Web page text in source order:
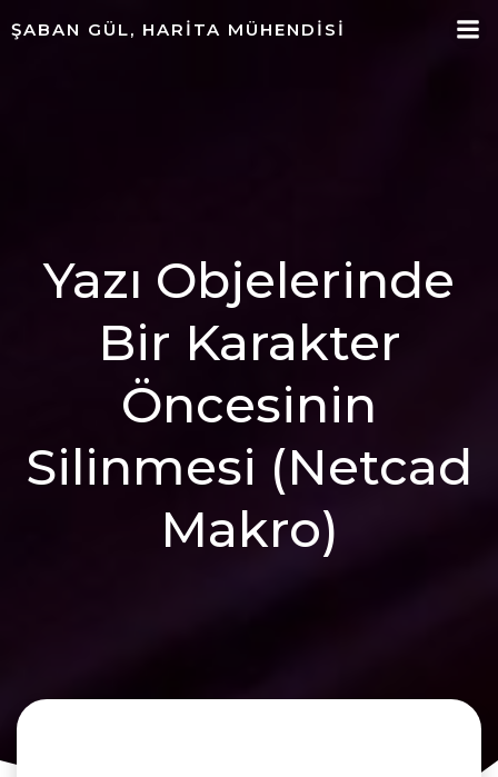
ŞABAN GÜL, HARITA MÜHENDISI
Yazı Objelerinde
Bir Karakter
Öncesinin
Silinmesi (Netcad
Makro)